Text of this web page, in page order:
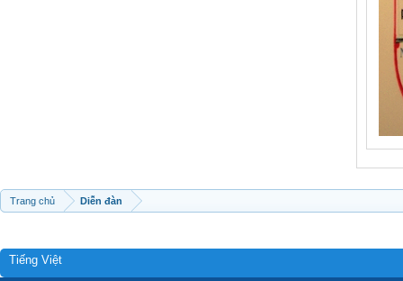
Trang chủ Diễn đàn
Tiếng Việt